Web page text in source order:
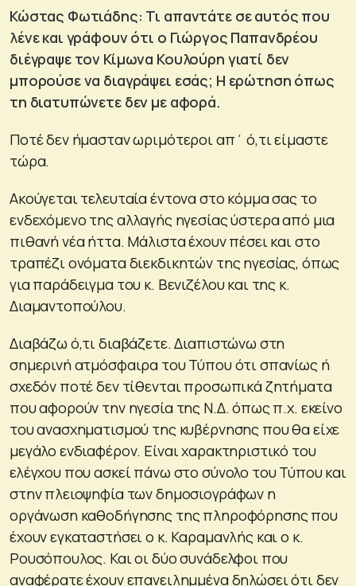
Κώστας Φωτιάδης: Τι απαντάτε σε αυτός που
λένε και γράφουν ότι ο Γιώργος Παπανδρέου
διέγραψε τον Κίμωνα Κουλούρη γιατί δεν
μπορούσε να διαγράψει εσάς; Η ερώτηση όπως
τη διατυπώνετε δεν με αφορά.
Ποτέ δεν ήμασταν ωριμότεροι απ΄ ό,τι είμαστε
τώρα.
Ακούγεται τελευταία έντονα στο κόμμα σας το
ενδεχόμενο της αλλαγής ηγεσίας ύστερα από μια
πιθανή νέα ήττα. Μάλιστα έχουν πέσει και στο
τραπέζι ονόματα διεκδικητών της ηγεσίας, όπως
για παράδειγμα του κ. Βενιζέλου και της κ.
Διαμαντοπούλου.
Διαβάζω ό,τι διαβάζετε. Διαπιστώνω στη
σημερινή ατμόσφαιρα του Τύπου ότι σπανίως ή
σχεδόν ποτέ δεν τίθενται προσωπικά ζητήματα
που αφορούν την ηγεσία της Ν.Δ. όπως π.χ. εκείνο
του ανασχηματισμού της κυβέρνησης που θα είχε
μεγάλο ενδιαφέρον. Είναι χαρακτηριστικό του
ελέγχου που ασκεί πάνω στο σύνολο του Τύπου και
στην πλειοψηφία των δημοσιογράφων η
οργάνωση καθοδήγησης της πληροφόρησης που
έχουν εγκαταστήσει ο κ. Καραμανλής και ο κ.
Ρουσόπουλος. Και οι δύο συνάδελφοι που
αναφέρατε έχουν επανειλημμένα δηλώσει ότι δεν